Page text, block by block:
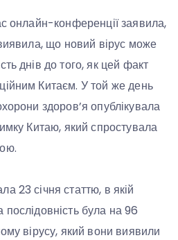
онлайн-конференції заявила,
що новий вірус може
днів до того, як цей факт
Китаєм. У той же день
здоров’я опублікувала
Китаю, який спростувала
23 січня статтю, в якій
була на 96
вірусу, який вони виявили